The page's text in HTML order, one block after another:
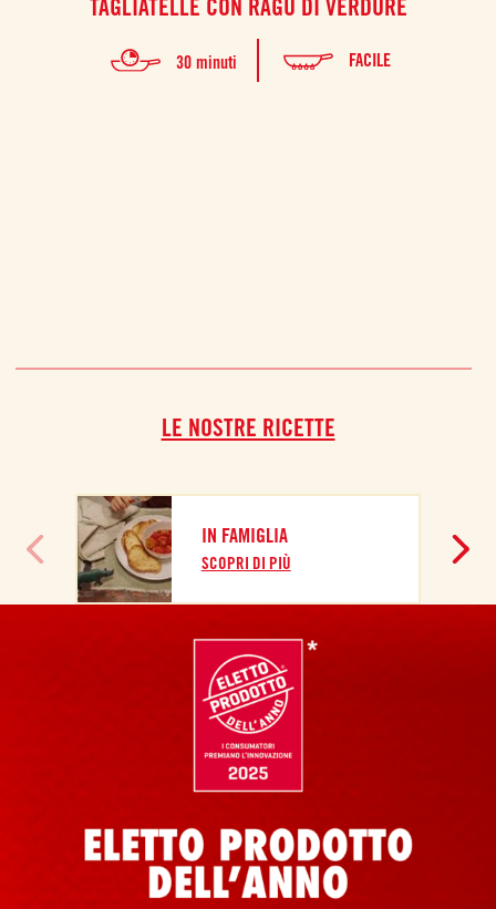
TAGLIATELLE CON RAGÙ DI VERDURE
30 minuti FACILE
LE NOSTRE RICETTE
IN FAMIGLIA
SCOPRI DI PIÙ